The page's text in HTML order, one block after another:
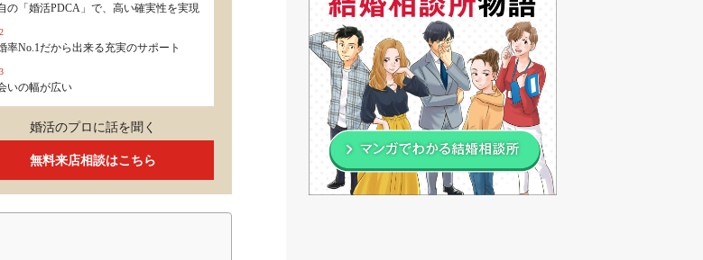
の「婚活PDCA」で、高い確実性を実現
率No.1だから出来る充実のサポート
いの幅が広い
婚活のプロに話を聞く
無料来店相談はこちら